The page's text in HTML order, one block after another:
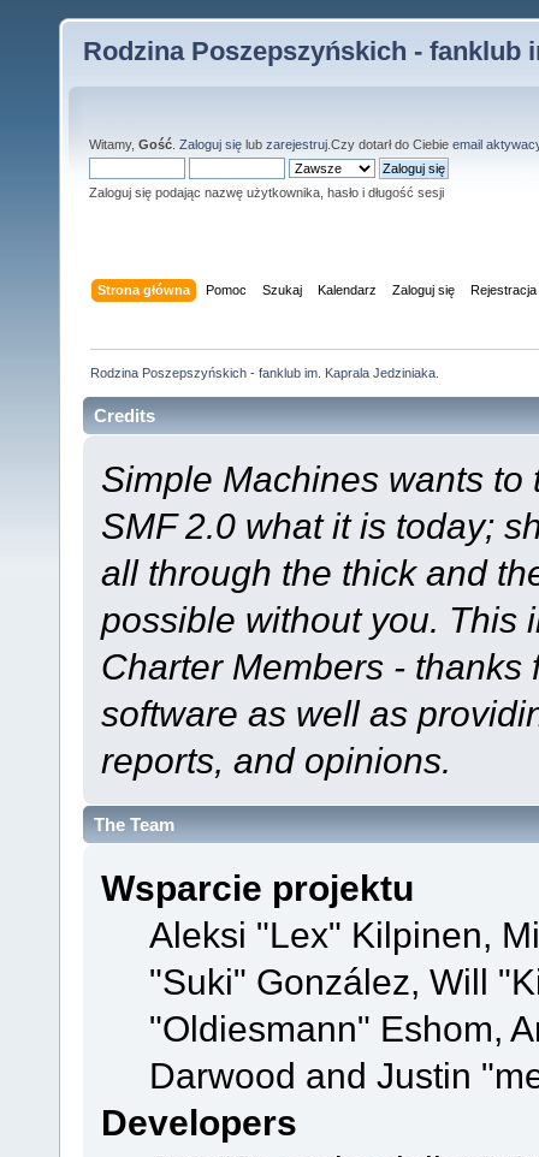
Rodzina Poszepszyńskich - fanklub
Witamy, Gość Zaloguj się lub zarejestruj .Czy dotarł do Ciebie email
Zaloguj się podając nazwę użytkownika, hasło i długość sesji
Strona główna Pomoc Szukaj Kalendarz Zaloguj się Rejestracja
Rodzina Poszepszyńskich - fanklub im. Kaprala Jedziniaka.
Credits
Simple Machines wants
SMF 2.0 what it is today;
all through the thick and
possible without you. This
Charter Members -
software as well as
reports, and opinions.
The Team
Wsparcie projektu
Aleksi "Lex" Kilpinen,
"Suki" González, Will
"Oldiesmann" Eshom,
Darwood and Justin
Developers